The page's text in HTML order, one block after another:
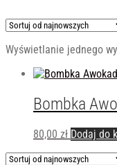
Wyświetlanie jednego
Bombka
80,00 zł Dodaj do